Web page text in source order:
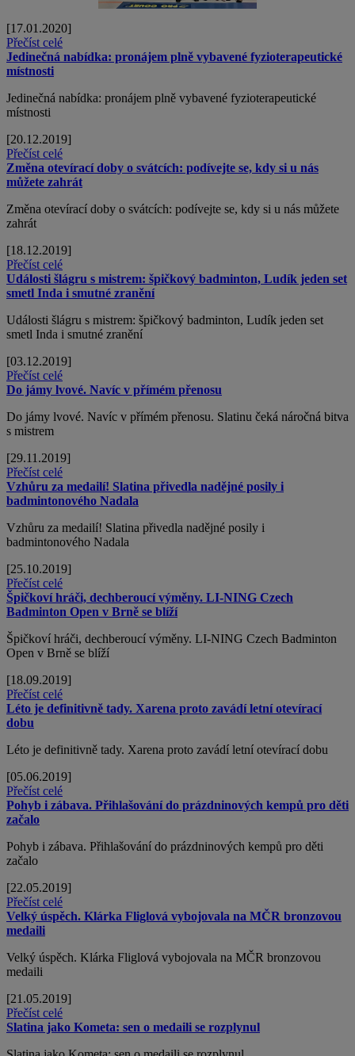
[17.01.2020]
Přečíst celé
Jedinečná nabídka: pronájem plně vybavené fyzioterapeutické
místnosti
Jedinečná nabídka: pronájem plně vybavené fyzioterapeutické
místnosti
[20.12.2019]
Přečíst celé
Změna otevírací doby o svátcích: podívejte se, kdy si u nás
můžete zahrát
Změna otevírací doby o svátcích: podívejte se, kdy si u nás můžete
zahrát
[18.12.2019]
Přečíst celé
Události šlágru s mistrem: špičkový badminton, Ludík jeden set
smetl Inda i smutné zranění
Události šlágru s mistrem: špičkový badminton, Ludík jeden set
smetl Inda i smutné zranění
[03.12.2019]
Přečíst celé
Do jámy lvové. Navíc v přímém přenosu
Do jámy lvové. Navíc v přímém přenosu. Slatinu čeká náročná bitva
s mistrem
[29.11.2019]
Přečíst celé
Vzhůru za medailí! Slatina přivedla nadějné posily i
badmintonového Nadala
Vzhůru za medailí! Slatina přivedla nadějné posily i
badmintonového Nadala
[25.10.2019]
Přečíst celé
Špičkoví hráči, dechberoucí výměny. LI-NING Czech
Badminton Open v Brně se blíží
Špičkoví hráči, dechberoucí výměny. LI-NING Czech Badminton
Open v Brně se blíží
[18.09.2019]
Přečíst celé
Léto je definitivně tady. Xarena proto zavádí letní otevírací
dobu
Léto je definitivně tady. Xarena proto zavádí letní otevírací dobu
[05.06.2019]
Přečíst celé
Pohyb i zábava. Přihlašování do prázdninových kempů pro děti
začalo
Pohyb i zábava. Přihlašování do prázdninových kempů pro děti
začalo
[22.05.2019]
Přečíst celé
Velký úspěch. Klárka Fliglová vybojovala na MČR bronzovou
medaili
Velký úspěch. Klárka Fliglová vybojovala na MČR bronzovou
medaili
[21.05.2019]
Přečíst celé
Slatina jako Kometa: sen o medaili se rozplynul